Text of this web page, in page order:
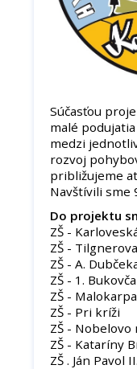
Súčasťou
malé
medzi
rozvoj
približujeme
Navštívili sme
Do projektu
ZŠ -
ZŠ - Tilgnerova
ZŠ - A.
ZŠ - 1.
ZŠ -
ZŠ - Pri kríži
ZŠ - Nobelovo
ZŠ - Kataríny
ZŠ . Ján Pavol II.